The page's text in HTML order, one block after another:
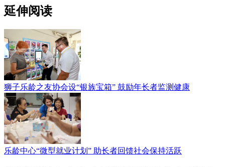
延伸阅读
狮子乐龄之友协会设“银族宝箱” 鼓励年长者监测健康
乐龄中心“微型就业计划” 助长者回馈社会保持活跃